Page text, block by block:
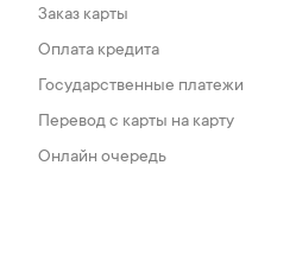
Заказ карты
Оплата кредита
Государственные платежи
Перевод с карты на карту
Онлайн очередь